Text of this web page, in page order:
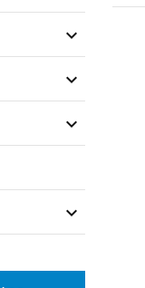
keyboard_arrow_down
keyboard_arrow_down
keyboard_arrow_down
keyboard_arrow_down